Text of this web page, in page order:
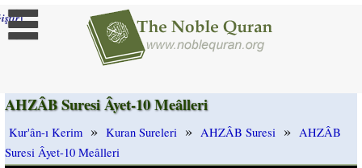
]
AHZÂB Suresi Âyet-10 Meâlleri
Kur'ân-ı Kerim » Kuran Sureleri » AHZÂB Suresi » AHZÂB
Suresi Âyet-10 Meâlleri